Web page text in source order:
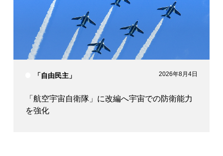
「自由民主」 2026年8月4日
「航空宇宙自衛隊」に改編へ宇宙での防衛能力
を強化